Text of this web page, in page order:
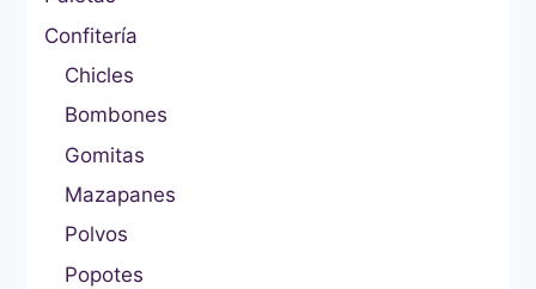
Confitería
Chicles
Bombones
Gomitas
Mazapanes
Polvos
Popotes